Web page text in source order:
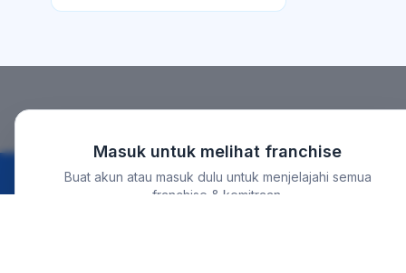
Masuk untuk melihat franchise
Buat akun atau masuk dulu untuk menjelajahi semua
franchise & kemitraan.